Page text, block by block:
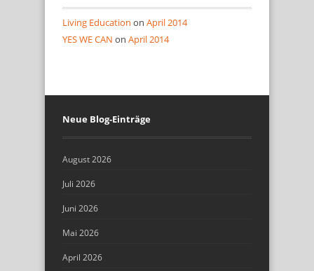
Living Education on April 2014
YES WE CAN on April 2014
Neue Blog-Einträge
August 2026
Juli 2026
Juni 2026
Mai 2026
April 2026